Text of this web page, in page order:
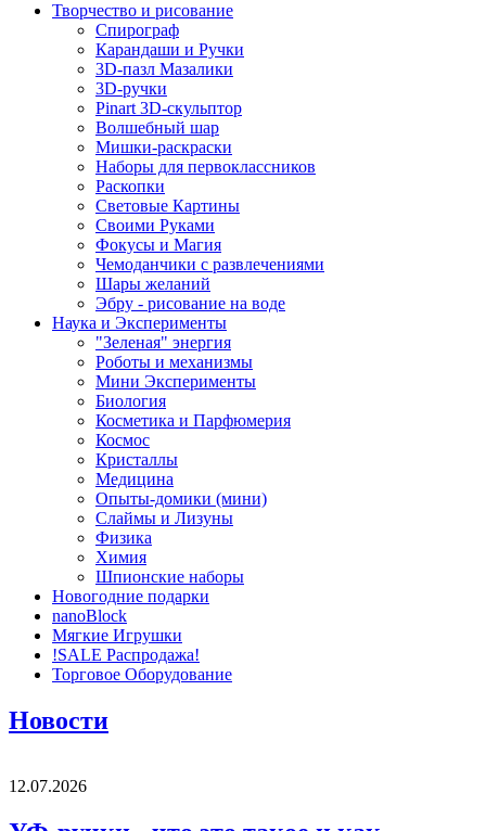
Творчество и рисование
Спирограф
Карандаши и Ручки
3D-пазл Мазалики
3D-ручки
Pinart 3D-скульптор
Волшебный шар
Мишки-раскраски
Наборы для первоклассников
Раскопки
Световые Картины
Своими Руками
Фокусы и Магия
Чемоданчики с развлечениями
Шары желаний
Эбру - рисование на воде
Наука и Эксперименты
"Зеленая" энергия
Роботы и механизмы
Мини Эксперименты
Биология
Косметика и Парфюмерия
Космос
Кристаллы
Медицина
Опыты-домики (мини)
Слаймы и Лизуны
Физика
Химия
Шпионские наборы
Новогодние подарки
nanoBlock
Мягкие Игрушки
!SALE Распродажа!
Торговое Оборудование
Новости
12.07.2026